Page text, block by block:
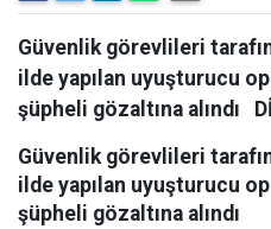
Güvenlik görevlileri
ilde yapılan uyuşturucu
şüpheli gözaltına alındı
Güvenlik görevlileri
ilde yapılan uyuşturucu
şüpheli gözaltına alındı